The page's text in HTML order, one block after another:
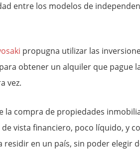
entre los modelos de
propugna utilizar las
obtener un alquiler que pague
vez.
la compra de propiedades
vista financiero, poco líquido, y
residir en un país, sin poder elegir